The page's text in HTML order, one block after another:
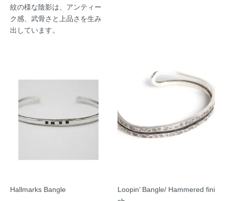
紋の様な陰影は、アンティー
ク感、武骨さと上品さを生み
出しています。
Hallmarks Bangle
Loopin’ Bangle/ Hammered fini